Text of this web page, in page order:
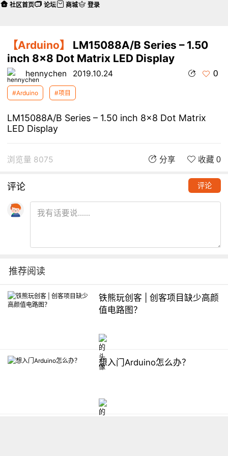
【Arduino】
LM15088A/B Series – 1.50
inch 8x8 Dot Matrix LED Display
hennychen 2019.10.24 0
#Arduino #项目
LM15088A/B Series – 1.50 inch 8x8 Dot Matrix
LED Display
浏览量 8075 分享 收藏 0
评论 评论
推荐阅读
铁熊玩创客 | 创客项目缺少高颜
值电路图？
想入门Arduino怎么办？
社区首页 论坛 商城 登录